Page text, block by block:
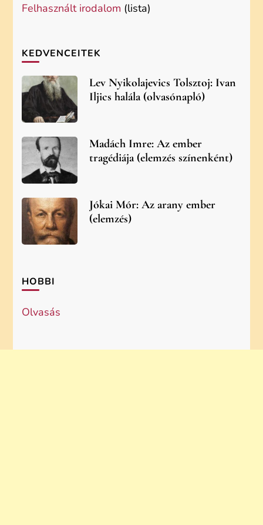
Felhasznált irodalom (lista)
KEDVENCEITEK
Lev Nyikolajevics Tolsztoj: Ivan
Iljics halála (olvasónapló)
Madách Imre: Az ember
tragédiája (elemzés színenként)
Jókai Mór: Az arany ember
(elemzés)
HOBBI
Olvasás